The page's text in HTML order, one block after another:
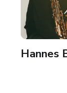
Hannes